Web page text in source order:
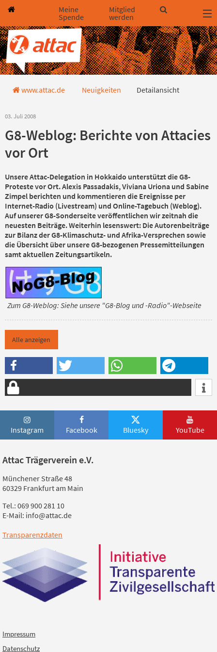
Direkt zum Hauptinhalt springen
Direkt zur Haupt-Navigation springen
Direkt zur Service-Navigation springen
Direkt zur Footer-Navigation springen
Direkt zum Footerinhalt springen
Meine
Spende
Mitglied
werden
Detailansicht
www.attac.de Neuigkeiten Detailansicht
03. Juli 2008
G8-Weblog: Berichte von Attacies
vor Ort
Unsere Attac-Delegation in Hokkaido unterstützt die G8-
Proteste vor Ort. Alexis Passadakis, Viviana Uriona und Sabine
Zimpel berichten und kommentieren die Ereignisse per
Internet-Radio (Livestream) und Online-Tagebuch (Weblog).
Auf unserer G8-Sonderseite veröffentlichen wir zeitnah die
neuesten Beiträge. Weiterhin lesenswert: Die Autorenbeiträge
zur Bilanz der G8-Klimaschutz- und Afrika-Versprechen sowie
die Übersicht über unsere G8-bezogenen Pressemitteilungen
samt aktuellen Zeitungsartikeln.
Zum G8-Weblog: Siehe unsere "G8-Blog und -Radio"-Webseite
Alle anzeigen
Instagram Facebook Bluesky YouTube
Attac Trägerverein e.V.
Münchener Straße 48
60329 Frankfurt am Main
Tel.: 069 900 281 10
E-Mail: info@attac.de
Transparenzdaten
Impressum
Datenschutz